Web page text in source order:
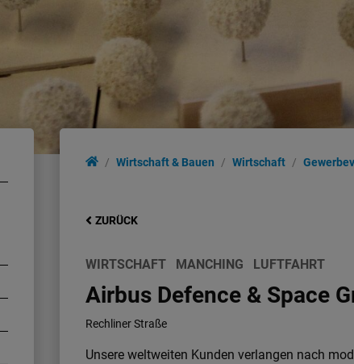
Wirtschaft & Bauen Wirtschaft
ZURÜCK
WIRTSCHAFT MANCHING LUFTFAHRT
Airbus Defence & Space
Rechliner Straße
Unsere weltweiten Kunden verlangen nach